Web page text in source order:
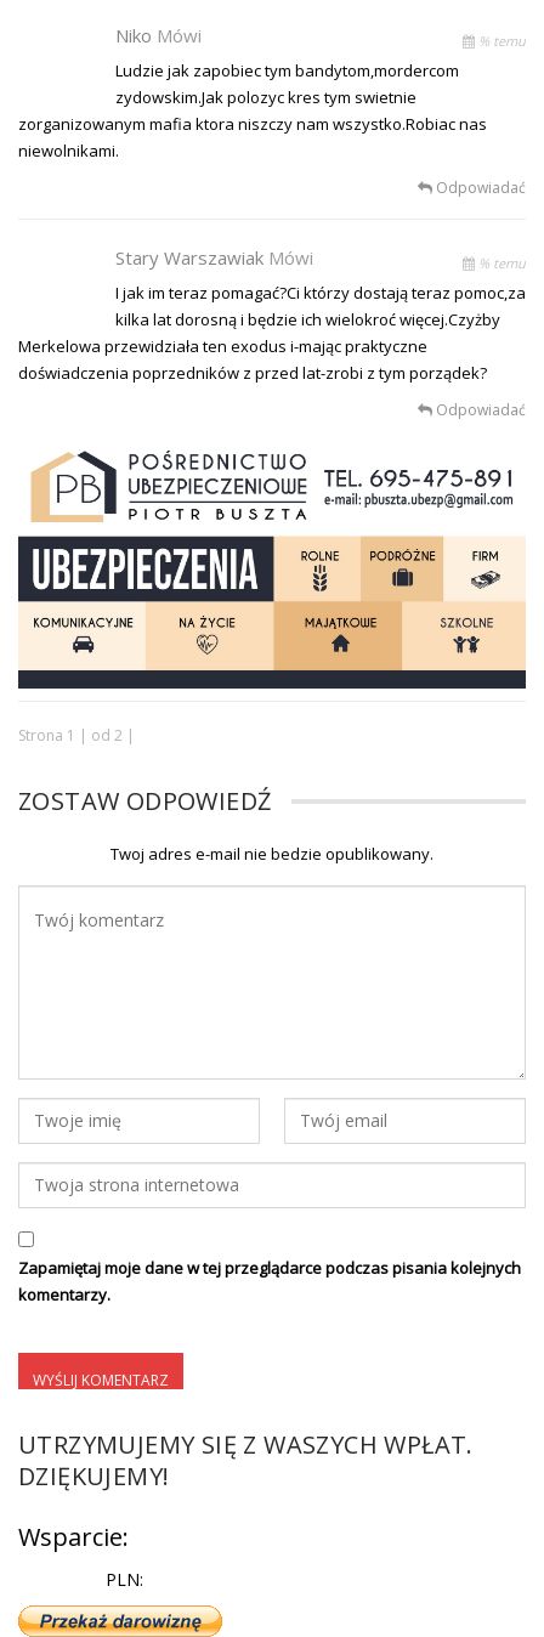
Niko Mówi % temu
Ludzie jak zapobiec tym bandytom,mordercom
zydowskim.Jak polozyc kres tym swietnie
zorganizowanym mafia ktora niszczy nam wszystko.Robiac nas
niewolnikami.
Odpowiadać
Stary Warszawiak Mówi % temu
I jak im teraz pomagać?Ci którzy dostają teraz pomoc,za
kilka lat dorosną i będzie ich wielokroć więcej.Czyżby
Merkelowa przewidziała ten exodus i-mając praktyczne
doświadczenia poprzedników z przed lat-zrobi z tym porządek?
Odpowiadać
Strona 1 | od 2 |
ZOSTAW ODPOWIEDŹ
Twoj adres e-mail nie bedzie opublikowany.
Zapamiętaj moje dane w tej przeglądarce podczas pisania kolejnych
komentarzy.
UTRZYMUJEMY SIĘ Z WASZYCH WPŁAT.
DZIĘKUJEMY!
Wsparcie:
PLN: